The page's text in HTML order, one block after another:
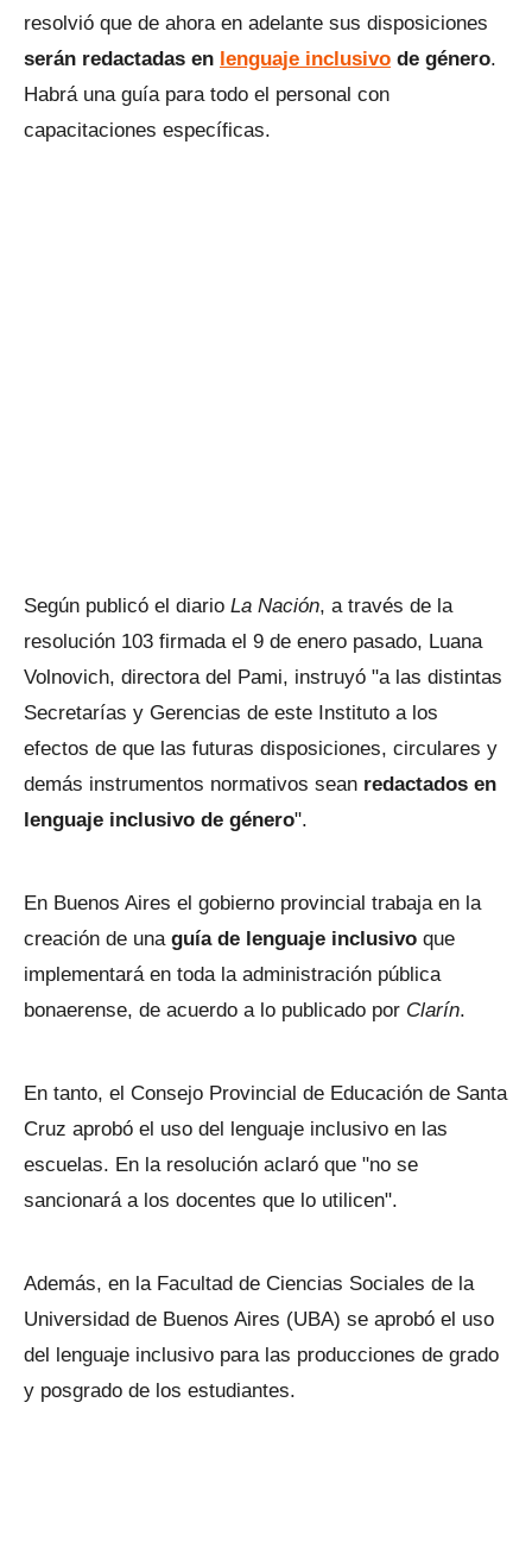
resolvió que de ahora en adelante sus disposiciones
serán redactadas en lenguaje inclusivo de género.
Habrá una guía para todo el personal con
capacitaciones específicas.
Según publicó el diario La Nación, a través de la
resolución 103 firmada el 9 de enero pasado, Luana
Volnovich, directora del Pami, instruyó "a las distintas
Secretarías y Gerencias de este Instituto a los
efectos de que las futuras disposiciones, circulares y
demás instrumentos normativos sean redactados en
lenguaje inclusivo de género".
En Buenos Aires el gobierno provincial trabaja en la
creación de una guía de lenguaje inclusivo que
implementará en toda la administración pública
bonaerense, de acuerdo a lo publicado por Clarín.
En tanto, el Consejo Provincial de Educación de Santa
Cruz aprobó el uso del lenguaje inclusivo en las
escuelas. En la resolución aclaró que "no se
sancionará a los docentes que lo utilicen".
Además, en la Facultad de Ciencias Sociales de la
Universidad de Buenos Aires (UBA) se aprobó el uso
del lenguaje inclusivo para las producciones de grado
y posgrado de los estudiantes.